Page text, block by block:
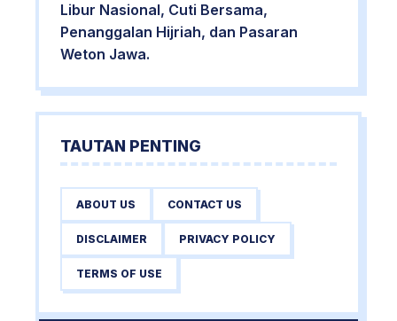
Libur Nasional, Cuti Bersama,
Penanggalan Hijriah, dan Pasaran
Weton Jawa.
TAUTAN PENTING
ABOUT US CONTACT US
DISCLAIMER PRIVACY POLICY
TERMS OF USE